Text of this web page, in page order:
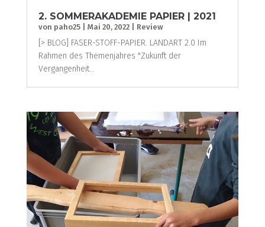
2. SOMMERAKADEMIE PAPIER | 2021
von paho25| Mai 20, 2022| Review
[> BLOG] FASER-STOFF-PAPIER. LANDART 2.0 Im
Rahmen des Themenjahres "Zukunft der
Vergangenheit...